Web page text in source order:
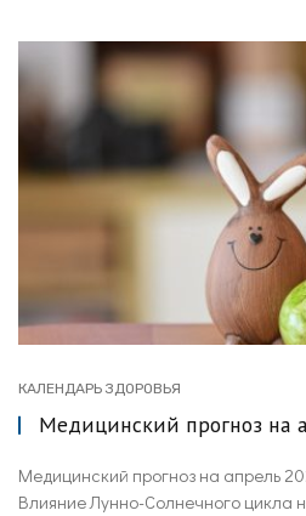
КАЛЕНДАРЬ ЗДОРОВЬЯ
Медицинский прогноз на
Медицинский прогноз на апрель
Влияние Лунно-Солнечного цикла